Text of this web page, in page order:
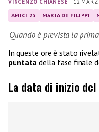
VINCENZO CHIANESE | 12
AMICI 25 MARIA DE FILIPPI
Quando è prevista la
In queste ore è stato
puntata della fase finale
La data di inizio